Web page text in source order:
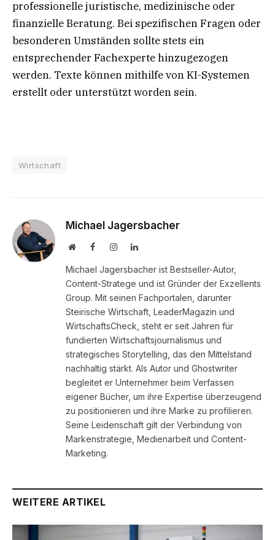
professionelle juristische, medizinische oder
finanzielle Beratung. Bei spezifischen Fragen oder
besonderen Umständen sollte stets ein
entsprechender Fachexperte hinzugezogen
werden. Texte können mithilfe von KI-Systemen
erstellt oder unterstützt worden sein.
Wirtschaft
Michael Jagersbacher
WebsiteFacebookInstagramLinkedIn
Michael Jagersbacher ist Bestseller-Autor,
Content-Stratege und ist Gründer der Exzellents
Group. Mit seinen Fachportalen, darunter
Steirische Wirtschaft, LeaderMagazin und
WirtschaftsCheck, steht er seit Jahren für
fundierten Wirtschaftsjournalismus und
strategisches Storytelling, das den Mittelstand
nachhaltig stärkt. Als Autor und Ghostwriter
begleitet er Unternehmer beim Verfassen
eigener Bücher, um ihre Expertise überzeugend
zu positionieren und ihre Marke zu profilieren.
Seine Leidenschaft gilt der Verbindung von
Markenstrategie, Medienarbeit und Content-
Marketing.
WEITERE ARTIKEL